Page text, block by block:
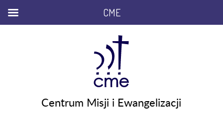
Centrum Misji i Ewangelizacji
CME